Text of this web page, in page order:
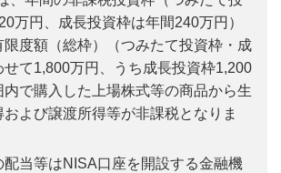
万円、成長投資枠は年間240万円）
限度額（総枠）（つみたて投資枠・成
せて1,800万円、うち成長投資枠1,200
で購入した上場株式等の商品から生
および譲渡所得等が非課税となりま
配当等はNISA口座を開設する金融機